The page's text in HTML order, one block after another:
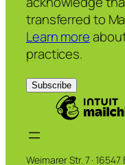
transferred to
Learn more
practices.
Weimarer Str. 7 ·